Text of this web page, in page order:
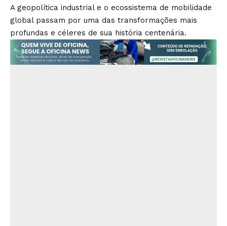
A geopolítica industrial e o ecossistema de mobilidade
global passam por uma das transformações mais
profundas e céleres de sua história centenária.